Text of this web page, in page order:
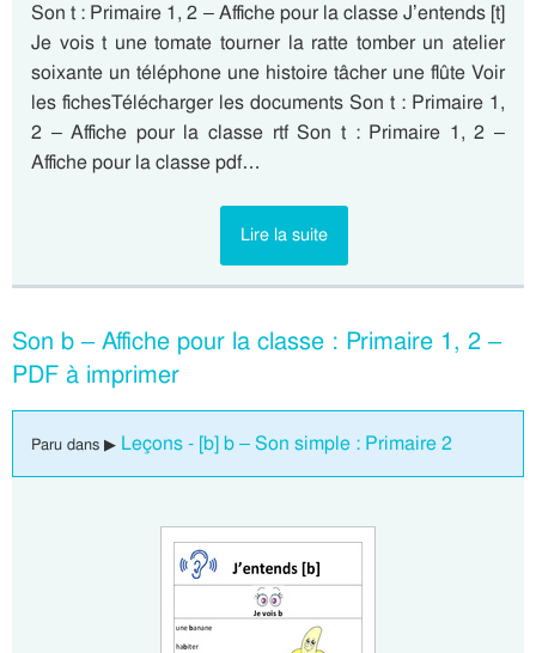
Son t : Primaire 1, 2 – Affiche pour la classe J’entends [t]
Je vois t une tomate tourner la ratte tomber un atelier
soixante un téléphone une histoire tâcher une flûte Voir
les fichesTélécharger les documents Son t : Primaire 1,
2 – Affiche pour la classe rtf Son t : Primaire 1, 2 –
Affiche pour la classe pdf…
Lire la suite
Son b – Affiche pour la classe : Primaire 1, 2 –
PDF à imprimer
Paru dans ▶ Leçons - [b] b – Son simple : Primaire 2